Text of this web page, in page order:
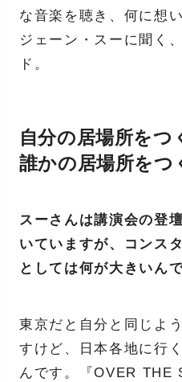
な音楽を聴き、何に想
ジェーン・スーに聞く
ド。
自分の居場所をつ
誰かの居場所をつ
スーさんは講演会の登
いていますが、コンス
としては何が大きいんで
東京だと自分と同じよ
すけど、日本各地に行
んです。『OVER THE